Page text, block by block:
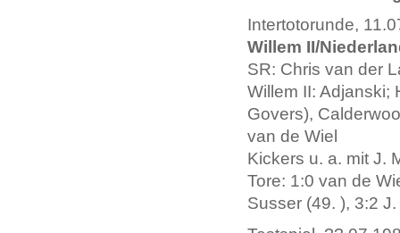
Intertotorunde,
Willem II/
SR: Chris van der
Willem II: Adjanski;
Govers),
van de Wiel
Kickers u. a. mit J.
Tore: 1:0 van de
Susser (49. ), 3:2